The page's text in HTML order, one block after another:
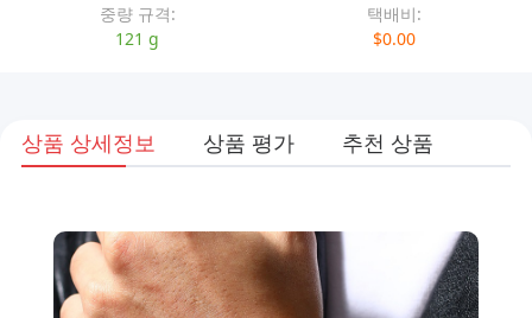
중량 규격:
121 g
택배비:
$0.00
상품 상세정보 상품 평가 추천 상품